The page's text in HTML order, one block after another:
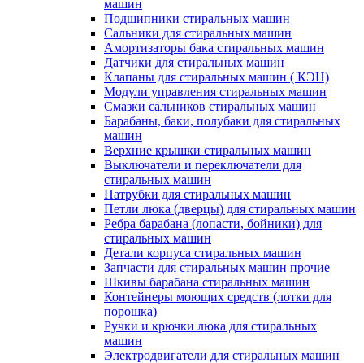
машин
Подшипники стиральных машин
Сальники для стиральных машин
Амортизаторы бака стиральных машин
Датчики для стиральных машин
Клапаны для стиральных машин ( КЭН)
Модули управления стиральных машин
Смазки сальников стиральных машин
Барабаны, баки, полубаки для стиральных
машин
Верхние крышки стиральных машин
Выключатели и переключатели для
стиральных машин
Патрубки для стиральных машин
Петли люка (дверцы) для стиральных машин
Ребра барабана (лопасти, бойники) для
стиральных машин
Детали корпуса стиральных машин
Запчасти для стиральных машин прочие
Шкивы барабана стиральных машин
Контейнеры моющих средств (лотки для
порошка)
Ручки и крючки люка для стиральных
машин
Электродвигатели для стиральных машин